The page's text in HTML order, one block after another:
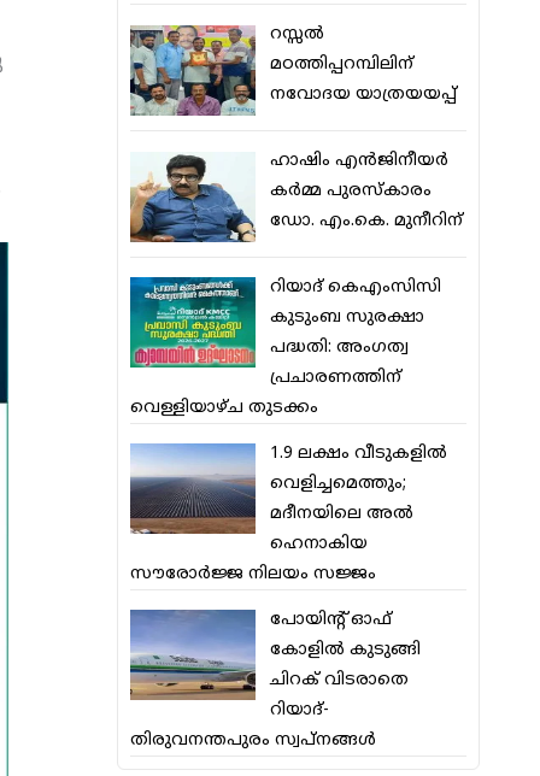
റസ്സല്‍
മഠത്തിപ്പറമ്പിലിന്
നവോദയ യാത്രയയപ്പ്
ഹാഷിം എന്‍ജിനീയര്‍
കര്‍മ്മ പുരസ്‌കാരം
ഡോ. എം.കെ. മുനീറിന്
റിയാദ് കെഎംസിസി
കുടുംബ സുരക്ഷാ
പദ്ധതി: അംഗത്വ
പ്രചാരണത്തിന്
വെള്ളിയാഴ്ച തുടക്കം
1.9 ലക്ഷം വീടുകളില്‍
വെളിച്ചമെത്തും;
മദീനയിലെ അല്‍
ഹെനാകിയ
സൗരോര്‍ജ്ജ നിലയം സജ്ജം
പോയിന്റ് ഓഫ്
കോളില്‍ കുടുങ്ങി
ചിറക് വിടരാതെ
റിയാദ്-
തിരുവനന്തപുരം സ്വപ്നങ്ങള്‍